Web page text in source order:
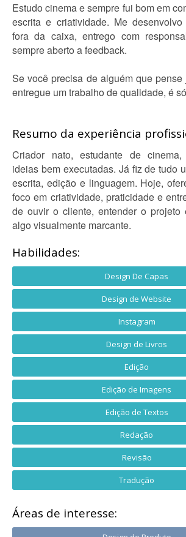
Estudo cinema e sempre fui bom em
escrita e criatividade. Me
fora da caixa, entrego com
sempre aberto a feedback.
Se você precisa de alguém que
entregue um trabalho de qualidade, é
Resumo da experiência
Criador nato, estudante de
ideias bem executadas. Já fiz de tudo
escrita, edição e linguagem. Hoje,
foco em criatividade, praticidade e
de ouvir o cliente, entender o projeto
algo visualmente marcante.
Habilidades:
Design De Capas
Design de Website
Instagram
Design de Livros
Edição
Edição de Imagens
Edição de Textos
Redação
Revisão
Tradução
Áreas de interesse: